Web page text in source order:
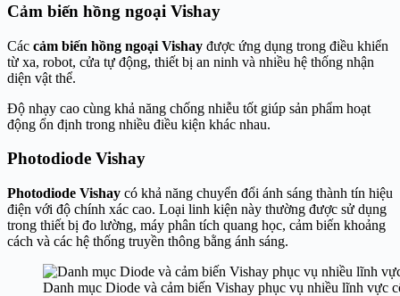
Cảm biến hồng ngoại Vishay
Các cảm biến hồng ngoại Vishay được ứng dụng trong điều khiển
từ xa, robot, cửa tự động, thiết bị an ninh và nhiều hệ thống nhận
diện vật thể.
Độ nhạy cao cùng khả năng chống nhiễu tốt giúp sản phẩm hoạt
động ổn định trong nhiều điều kiện khác nhau.
Photodiode Vishay
Photodiode Vishay có khả năng chuyển đổi ánh sáng thành tín hiệu
điện với độ chính xác cao. Loại linh kiện này thường được sử dụng
trong thiết bị đo lường, máy phân tích quang học, cảm biến khoảng
cách và các hệ thống truyền thông bằng ánh sáng.
Danh mục Diode và cảm biến Vishay phục vụ nhiều lĩnh vực